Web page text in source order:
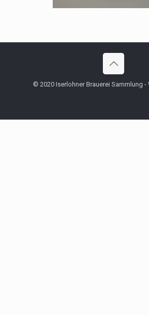
© 2020 Iserlohner Brauerei Sammlung